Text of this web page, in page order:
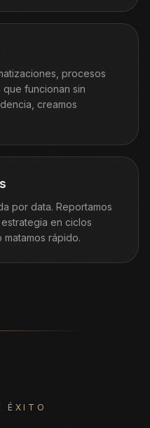
procesos
funcionan sin
creamos
por data. Reportamos
en ciclos
rápido.
ÉXITO